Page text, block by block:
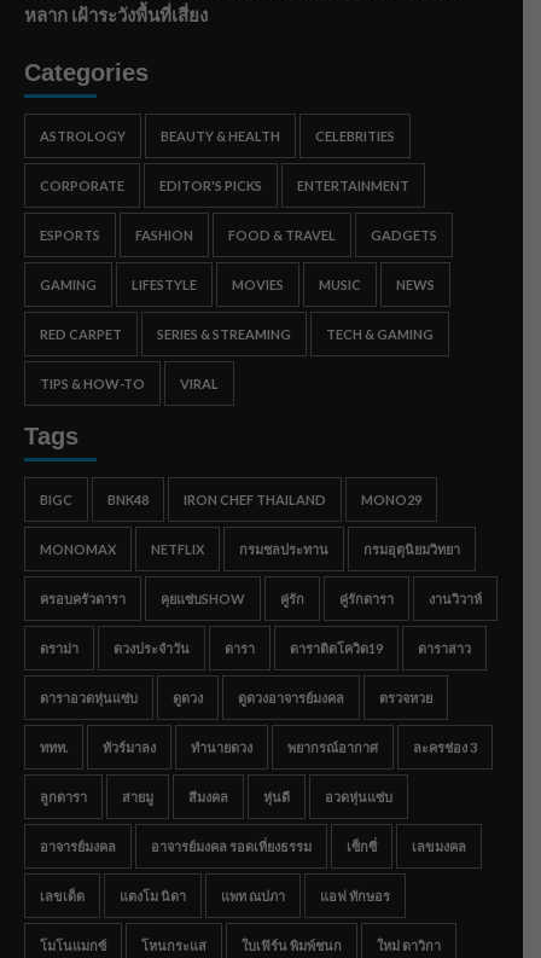
หลาก เฝ้าระวังพื้นที่เสี่ยง
Categories
ASTROLOGY BEAUTY & HEALTH CELEBRITIES
CORPORATE EDITOR'S PICKS ENTERTAINMENT
ESPORTS FASHION FOOD & TRAVEL GADGETS
GAMING LIFESTYLE MOVIES MUSIC NEWS
RED CARPET SERIES & STREAMING TECH & GAMING
TIPS & HOW-TO VIRAL
Tags
BIGC BNK48 IRON CHEF THAILAND MONO29
MONOMAX NETFLIX กรมชลประทาน กรมอุตุนิยมวิทยา
ครอบครัวดารา คุยแซ่บSHOW คู่รัก คู่รักดารา งานวิวาห์
ดราม่า ดวงประจำวัน ดารา ดาราติดโควิด19 ดาราสาว
ดาราอวดหุ่นแซ่บ ดูดวง ดูดวงอาจารย์มงคล ตรวจหวย
ททท. ทัวร์มาลง ทำนายดวง พยากรณ์อากาศ ละครช่อง 3
ลูกดารา สายมู สีมงคล หุ่นดี อวดหุ่นแซ่บ
อาจารย์มงคล อาจารย์มงคล รอดเที่ยงธรรม เซ็กซี่ เลขมงคล
เลขเด็ด แตงโม นิดา แพท ณปภา แอฟ ทักษอร
โมโนแมกซ์ โหนกระแส ใบเฟิร์น พิมพ์ชนก ใหม่ ดาวิกา